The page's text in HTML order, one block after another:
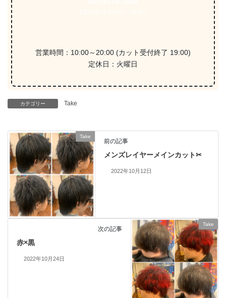
営業時間：10:00～20:00 (カット受付終了 19:00)
定休日：火曜日
カテゴリー Take
Take
前の記事
メンズレイヤーメインカット✂︎
2022年10月12日
Take
次の記事
赤×黒
2022年10月24日